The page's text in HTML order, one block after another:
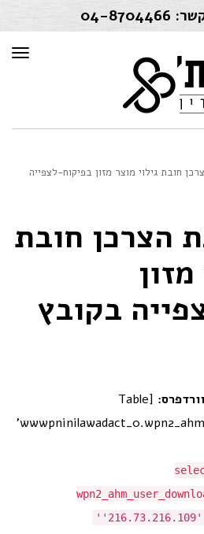
04-8704466
חובת גילוי מוצר מזון בפיקוח-לצפייה
הצרכן חובת
בקובץ
[Table